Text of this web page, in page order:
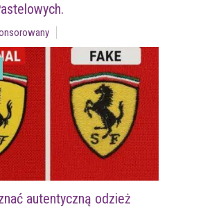
autentyczną odzież